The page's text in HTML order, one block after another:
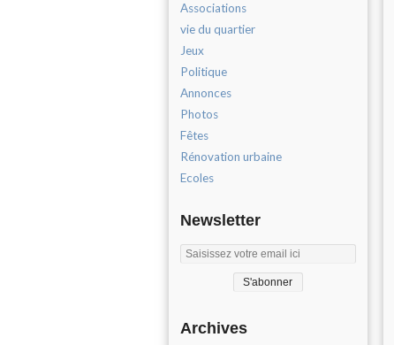
Associations
vie du quartier
Jeux
Politique
Annonces
Photos
Fêtes
Rénovation urbaine
Ecoles
Newsletter
Archives